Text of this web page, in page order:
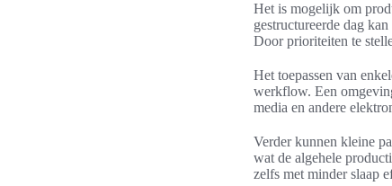
Het is mogelijk om
gestructureerde dag
Door prioriteiten te
Het toepassen van
werkflow. Een
media en andere
Verder kunnen kleine
wat de algehele
zelfs met minder slaap